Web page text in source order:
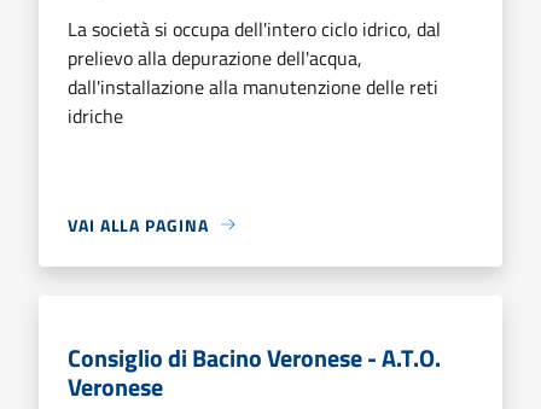
La società si occupa dell'intero ciclo idrico, dal
prelievo alla depurazione dell'acqua,
dall'installazione alla manutenzione delle reti
idriche
VAI ALLA PAGINA
Consiglio di Bacino Veronese - A.T.O.
Veronese